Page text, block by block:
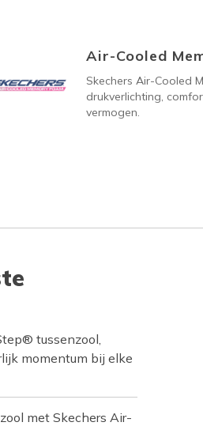
Air-Cooled
Skechers Air-Cooled
drukverlichting,
vermogen.
tussenzool,
momentum bij elke
met Skechers Air-